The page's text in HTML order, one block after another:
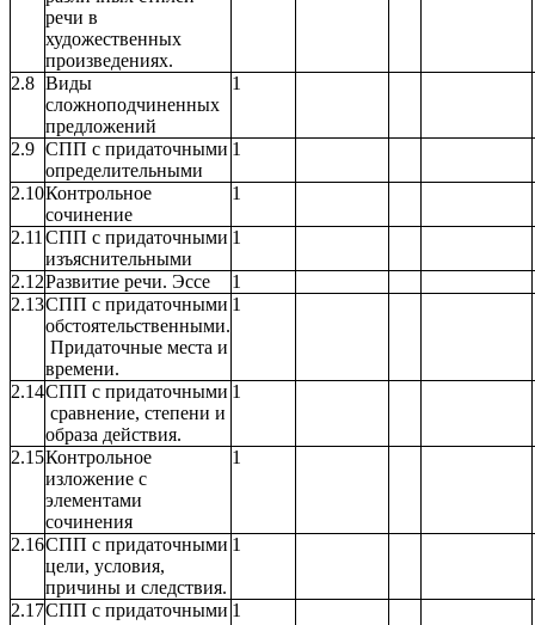
речи в
художественных
произведениях.
2.8 Виды
сложноподчиненных
предложений
1
2.9 СПП с придаточными
определительными
1
2.10Контрольное
сочинение
1
2.11 СПП с придаточными
изъяснительными
1
2.12Развитие речи. Эссе
1
2.13СПП с придаточными
обстоятельственными.
Придаточные места и
времени.
1
2.14СПП с придаточными
сравнение, степени и
образа действия.
1
2.15Контрольное
изложение с
элементами
сочинения
1
2.16СПП с придаточными
цели, условия,
причины и следствия.
1
2.17СПП с придаточными 1